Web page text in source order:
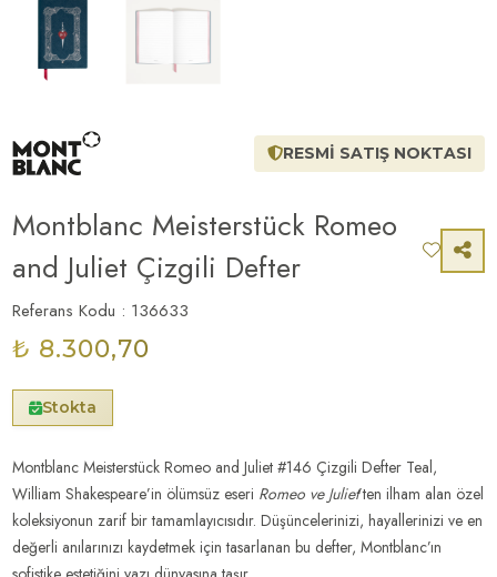
RESMİ SATIŞ NOKTASI
Montblanc Meisterstück Romeo
and Juliet Çizgili Defter
Referans Kodu : 136633
₺ 8.300,70
Stokta
Montblanc Meisterstück Romeo and Juliet #146 Çizgili Defter Teal,
William Shakespeare’in ölümsüz eseri Romeo ve Juliet’ten ilham alan özel
koleksiyonun zarif bir tamamlayıcısıdır. Düşüncelerinizi, hayallerinizi ve en
değerli anılarınızı kaydetmek için tasarlanan bu defter, Montblanc’ın